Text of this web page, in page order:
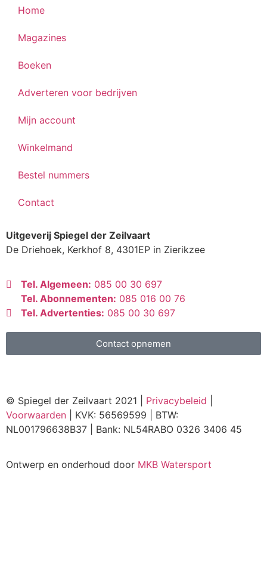
Uitgeverij Spiegel der Zeilvaart
De Driehoek, Kerkhof 8, 4301EP in Zierikzee
Tel. Algemeen: 085 00 30 697
Tel. Abonnementen: 085 016 00 76
Tel. Advertenties: 085 00 30 697
Contact opnemen
Home
Magazines
Boeken
Adverteren voor bedrijven
Mijn account
Winkelmand
Bestel nummers
Contact
© Spiegel der Zeilvaart 2021 | Privacybeleid
Voorwaarden | KVK: 56569599 | BTW:
NL001796638B37 | Bank: NL54RABO 0326 3406 45
Ontwerp en onderhoud door MKB Watersport